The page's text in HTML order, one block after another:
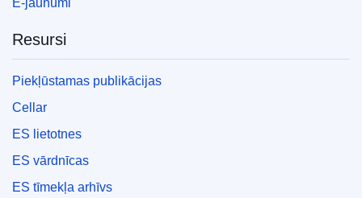
E-jaunumi
Resursi
Piekļūstamas publikācijas
Cellar
ES lietotnes
ES vārdnīcas
ES tīmekļa arhīvs